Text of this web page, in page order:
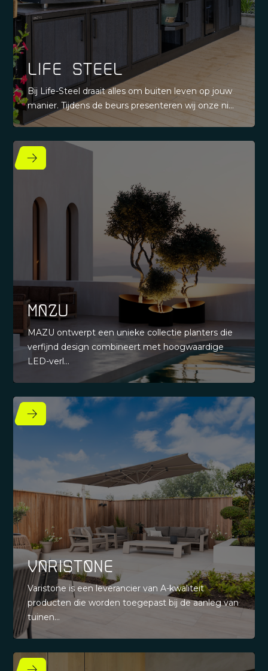
Life steel
Bij Life-Steel draait alles om buiten leven op jouw
manier. Tijdens de beurs presenteren wij onze ni...
Mazu
MAZU ontwerpt een unieke collectie planters die
verfijnd design combineert met hoogwaardige
LED-verl...
Varistone
Varistone is een leverancier van A-kwaliteit
producten die worden toegepast bij de aanleg van
tuinen...